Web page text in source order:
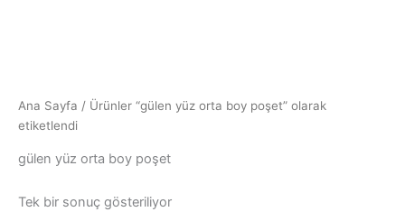
Ana Sayfa / Ürünler “gülen yüz orta boy poşet” olarak
etiketlendi
gülen yüz orta boy poşet
Tek bir sonuç gösteriliyor